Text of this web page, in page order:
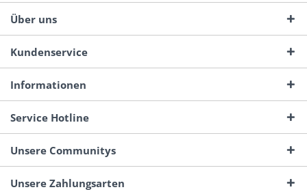
Über uns
Kundenservice
Informationen
Service Hotline
Unsere Communitys
Unsere Zahlungsarten